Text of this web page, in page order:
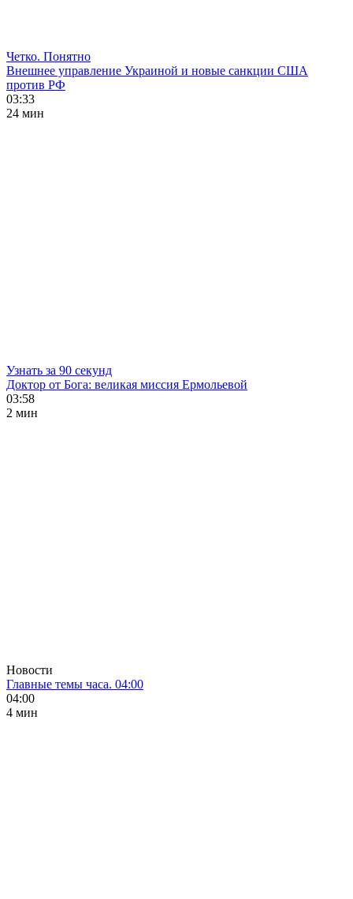
Четко. Понятно
Внешнее управление Украиной и новые санкции США
против РФ
03:33
24 мин
Узнать за 90 секунд
Доктор от Бога: великая миссия Ермольевой
03:58
2 мин
Новости
Главные темы часа. 04:00
04:00
4 мин